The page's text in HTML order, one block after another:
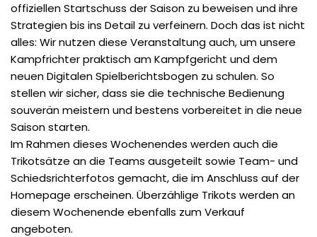
offiziellen Startschuss der Saison zu beweisen und ihre
Strategien bis ins Detail zu verfeinern. Doch das ist nicht
alles: Wir nutzen diese Veranstaltung auch, um unsere
Kampfrichter praktisch am Kampfgericht und dem
neuen Digitalen Spielberichtsbogen zu schulen. So
stellen wir sicher, dass sie die technische Bedienung
souverän meistern und bestens vorbereitet in die neue
Saison starten.
Im Rahmen dieses Wochenendes werden auch die
Trikotsätze an die Teams ausgeteilt sowie Team- und
Schiedsrichterfotos gemacht, die im Anschluss auf der
Homepage erscheinen. Überzählige Trikots werden an
diesem Wochenende ebenfalls zum Verkauf
angeboten.